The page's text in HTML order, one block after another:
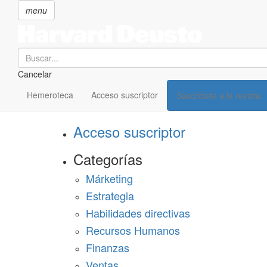
menu
Search
Cancelar
Hemeroteca Acceso suscriptor Suscríbete a la revista
SECCIONES
Suscríbete a Harvard Deusto
Acceso suscriptor
Categorías
Márketing
Estrategia
Habilidades directivas
Recursos Humanos
Finanzas